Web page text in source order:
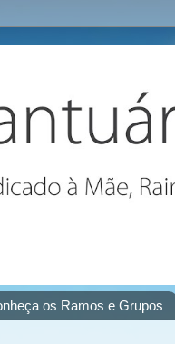
os Ramos e Grupos